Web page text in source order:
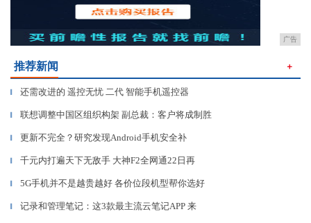
广告
推荐新闻 ＋
▎ 还需改进的 遥控无忧 二代 智能手机遥控器
▎ 联想调整中国区组织构架 副总裁：客户将成制胜
▎ 更新不完全？研究发现Android手机安全补
▎ 千元内打遍天下无敌手 大神F2全网通22日再
▎ 5G手机并不是越贵越好 各价位段机型帮你选好
▎ 记录和管理笔记：这3款最主流云笔记APP 来